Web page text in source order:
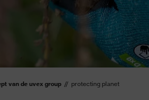
van de uvex group protecting planet